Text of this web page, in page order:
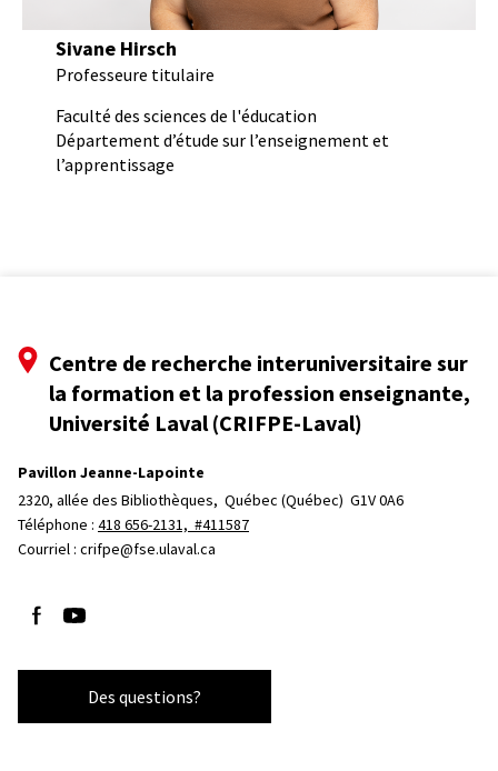
Sivane Hirsch
Professeure titulaire
Faculté des sciences de l'éducation
Département d’étude sur l’enseignement et
l’apprentissage
Centre de recherche interuniversitaire sur
la formation et la profession enseignante,
Université Laval (CRIFPE-Laval)
Pavillon Jeanne-Lapointe
2320, allée des Bibliothèques, Québec (Québec)  G1V 0A6
Téléphone : 418 656-2131, #411587
Courriel : crifpe@fse.ulaval.ca
Suivez-nous sur Facebook
Suivez-nous sur YouTube
Des questions?